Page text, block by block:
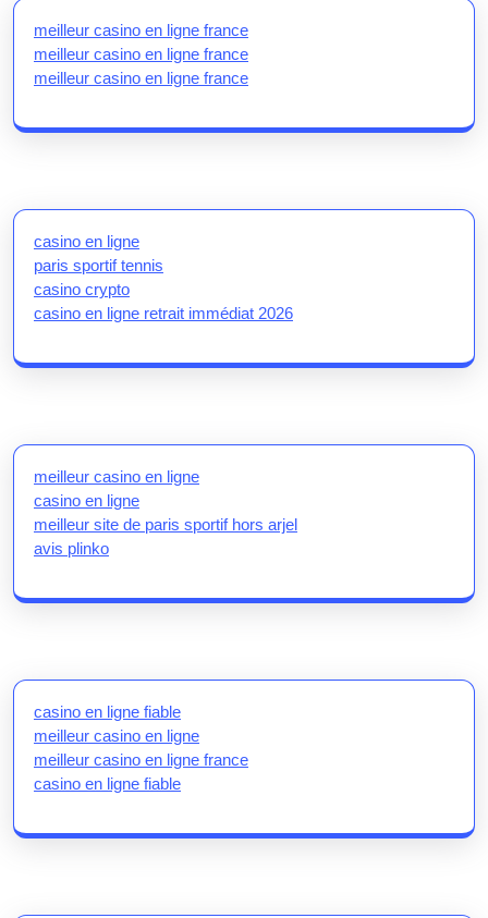
meilleur casino en ligne france
meilleur casino en ligne france
meilleur casino en ligne france
casino en ligne
paris sportif tennis
casino crypto
casino en ligne retrait immédiat 2026
meilleur casino en ligne
casino en ligne
meilleur site de paris sportif hors arjel
avis plinko
casino en ligne fiable
meilleur casino en ligne
meilleur casino en ligne france
casino en ligne fiable